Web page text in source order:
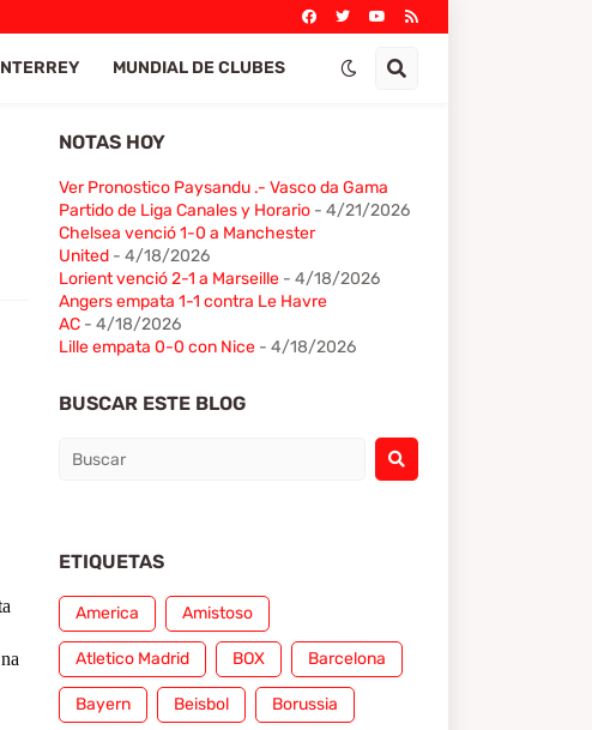
MUNDIAL DE CLUBES
NOTAS HOY
Ver Pronostico Paysandu .- Vasco da Gama
Partido de Liga Canales y Horario- 4/21/2026
Chelsea venció 1-0 a Manchester
United- 4/18/2026
Lorient venció 2-1 a Marseille- 4/18/2026
Angers empata 1-1 contra Le Havre
AC- 4/18/2026
Lille empata 0-0 con Nice- 4/18/2026
BUSCAR ESTE BLOG
ETIQUETAS
America Amistoso
Atletico Madrid BOX Barcelona
Bayern Beisbol Borussia